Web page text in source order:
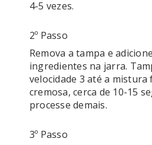
2º Passo
Remova a tampa e
ingredientes na jarra.
velocidade 3 até a mistura
cremosa, cerca de 10-15
3º Passo